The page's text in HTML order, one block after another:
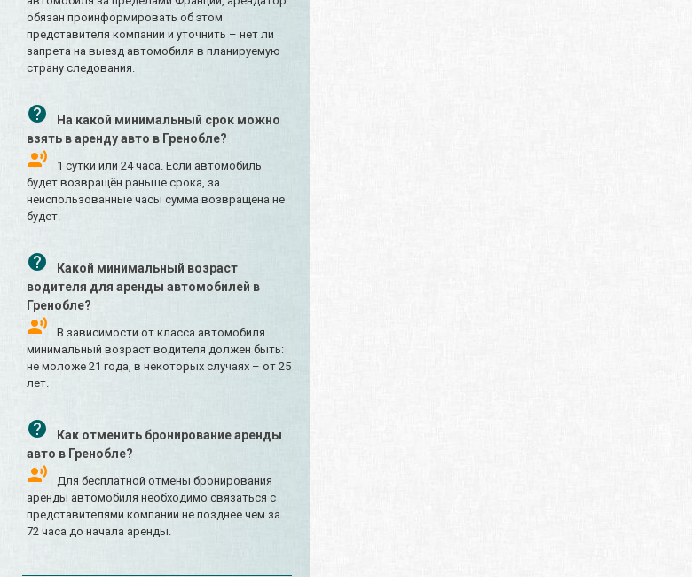
обязан проинформировать об этом
представителя компании и уточнить – нет ли
запрета на выезд автомобиля в планируемую
страну следования.
На какой минимальный срок можно
взять в аренду авто в Гренобле?
1 сутки или 24 часа. Если автомобиль
будет возвращён раньше срока, за
неиспользованные часы сумма возвращена не
будет.
Какой минимальный возраст
водителя для аренды автомобилей в
Гренобле?
В зависимости от класса автомобиля
минимальный возраст водителя должен быть:
не моложе 21 года, в некоторых случаях – от 25
лет.
Как отменить бронирование аренды
авто в Гренобле?
Для бесплатной отмены бронирования
аренды автомобиля необходимо связаться с
представителями компании не позднее чем за
72 часа до начала аренды.